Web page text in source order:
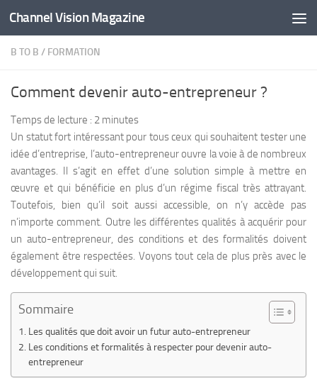
Skip to content
Channel Vision Magazine
B TO B / FORMATION
Comment devenir auto-entrepreneur ?
Temps de lecture : 2 minutes
Un statut fort intéressant pour tous ceux qui souhaitent tester une
idée d’entreprise, l’auto-entrepreneur ouvre la voie à de nombreux
avantages. Il s’agit en effet d’une solution simple à mettre en
œuvre et qui bénéficie en plus d’un régime fiscal très attrayant.
Toutefois, bien qu’il soit aussi accessible, on n’y accède pas
n’importe comment. Outre les différentes qualités à acquérir pour
un auto-entrepreneur, des conditions et des formalités doivent
également être respectées. Voyons tout cela de plus près avec le
développement qui suit.
Sommaire
Les qualités que doit avoir un futur auto-entrepreneur
Les conditions et formalités à respecter pour devenir auto-
entrepreneur